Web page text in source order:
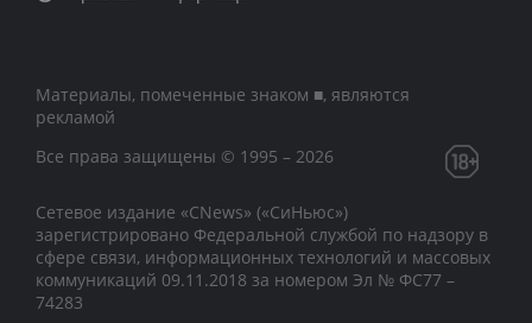
Материалы, помеченные знаком ■, являются
рекламой
Все права защищены © 1995 – 2026
Сетевое издание «CNews» («СиНьюс»)
зарегистрировано Федеральной службой по надзору в
сфере связи, информационных технологий и массовых
коммуникаций 09.11.2018 за номером Эл № ФС77 –
74283